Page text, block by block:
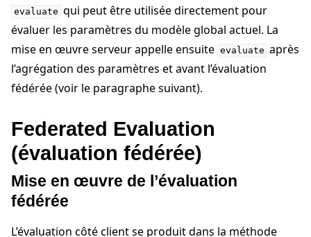
evaluate qui peut être utilisée directement pour
évaluer les paramètres du modèle global actuel. La
mise en œuvre serveur appelle ensuite evaluate après
l’agrégation des paramètres et avant l’évaluation
fédérée (voir le paragraphe suivant).
Federated Evaluation
(évaluation fédérée)
Mise en œuvre de l’évaluation
fédérée
L’évaluation côté client se produit dans la méthode